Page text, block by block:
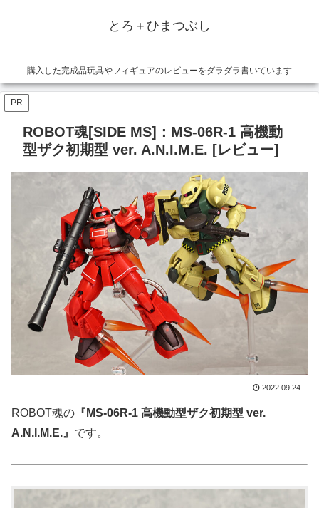
とろ＋ひまつぶし
購入した完成品玩具やフィギュアのレビューをダラダラ書いています
PR
ROBOT魂[SIDE MS]：MS-06R-1 高機動
型ザク初期型 ver. A.N.I.M.E. [レビュー]
2022.09.24
ROBOT魂の 『MS-06R-1 高機動型ザク初期型 ver.
A.N.I.M.E.』 です。